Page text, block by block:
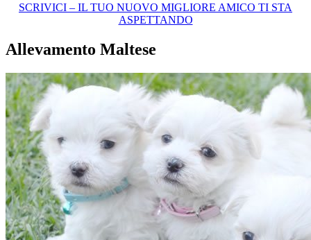
SCRIVICI – IL TUO NUOVO MIGLIORE AMICO TI STA
ASPETTANDO
Allevamento Maltese